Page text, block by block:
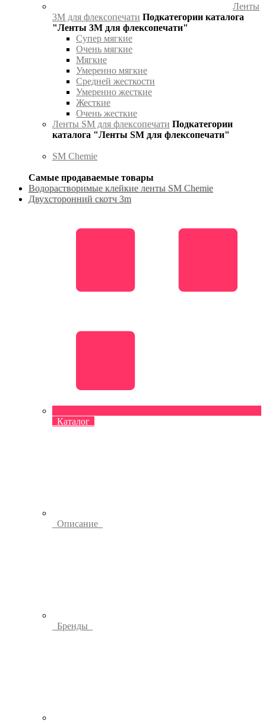
Ленты
3М для флексопечати Подкатегории каталога
"Ленты 3М для флексопечати"
Супер мягкие
Очень мягкие
Мягкие
Умеренно мягкие
Средней жесткости
Умеренно жесткие
Жесткие
Очень жесткие
Ленты SM для флексопечати Подкатегории
каталога "Ленты SM для флексопечати"
SM Chemie
Самые продаваемые товары
Водорастворимые клейкие ленты SM Chemie
Двухсторонний скотч 3m
Каталог
Описание
Бренды